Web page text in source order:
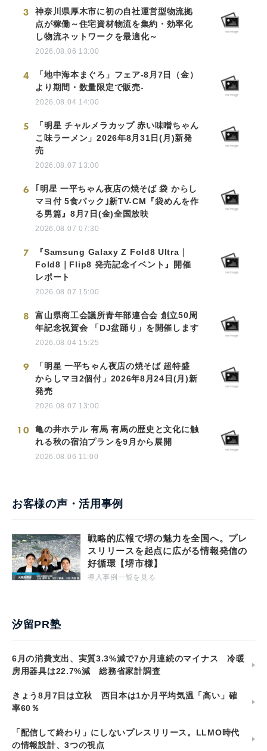
3
神奈川県厚木市に初の自社運営型物流拠
点が稼働～住宅資材物流を集約・効率化
し物流ネットワークを最適化～
2026.08.06 13:00
4
「地中海本まぐろ」フェア-8月7日（金）
より期間・数量限定で販売-
2026.08.04 14:00
5
「明星 チャルメラカップ 赤い味噌ちゃん
こ味ラーメン」2026年8月31日(月)新発
売
2026.08.07 13:00
6
｢明星 一平ちゃん夜店の焼そば 袋 からし
マヨ付 5食パック｣新TV-CM『袋めんを作
る男篇』8月7日(金)全国放映
2026.08.07 07:30
7
『Samsung Galaxy Z Fold8 Ultra｜
Fold8｜Flip8 発売記念イベント』開催
レポート
2026.08.07 15:00
8
富山県商工会議所青年部連合会 創立50周
年記念祝賀会 「DJ盆踊り」を開催します
2026.08.04 15:25
9
「明星 一平ちゃん夜店の焼そば 超特盛
からしマヨ2個付」2026年8月24日(月)新
発売
2026.08.07 13:00
10
亀の井ホテル 有馬 有馬の歴史と文化に触
れる秋の宿泊プランを9月から展開
2026.08.06 11:00
お客様の声・活用事例
戦略的広報で堺の魅力を全国へ。プレ
スリリースを起点に広がる情報発信の
好循環【堺市様】
導入事例一覧を見る
汐留PR塾
6月の消費支出、実質3.3%減で7か月連続のマイナス 冷暖
房用器具は22.7%減 総務省家計調査
きょう8月7日は立秋 西日本は1か月平均気温「高い」確
率60％
「配信して終わり」にしないプレスリリース。LLMO時代
の情報設計、3つの視点